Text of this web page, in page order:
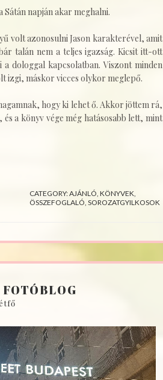
napján akar meghalni.
volt azonosulni Jason karakterével, amit
talán nem a teljes igazság. Kicsit itt-ott
dologgal kapcsolatban. Viszont minden
izgi, máskor vicces olykor meglepő.
hogy ki lehet ő. Akkor jöttem rá,
a könyv vége még hatásosabb lett, mint
CATEGORY:AJÁNLÓ KÖNYVEK
ÖSSZEFOGLALÓ SOROZATGYILKOSOK